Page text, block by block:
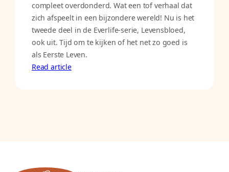
compleet overdonderd. Wat een tof verhaal dat
zich afspeelt in een bijzondere wereld! Nu is het
tweede deel in de Everlife-serie, Levensbloed,
ook uit. Tijd om te kijken of het net zo goed is
als Eerste Leven.
Read article